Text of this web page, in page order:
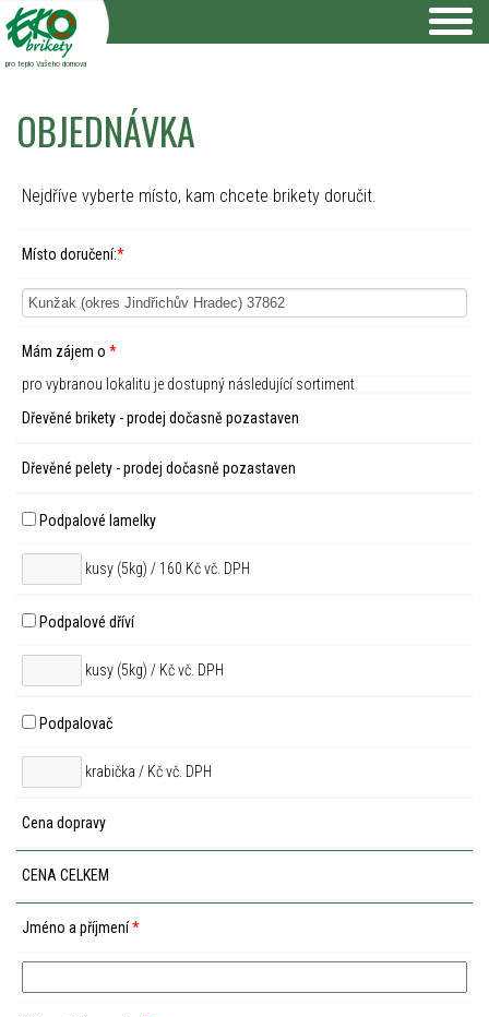
pro teplo Vašeho domova
OBJEDNÁVKA
Nejdříve vyberte místo, kam chcete brikety doručit.
Místo doručení:*
Mám zájem o *
pro vybranou lokalitu je dostupný následující sortiment
Dřevěné brikety - prodej dočasně pozastaven
Dřevěné pelety - prodej dočasně pozastaven
Podpalové lamelky
kusy (5kg) / 160 Kč vč. DPH
Podpalové dříví
kusy (5kg) / Kč vč. DPH
Podpalovač
krabička / Kč vč. DPH
Cena dopravy
CENA CELKEM
Jméno a příjmení*